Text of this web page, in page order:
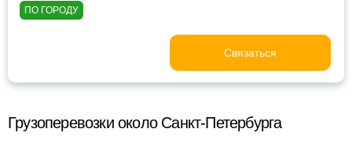
ПО ГОРОДУ
Связаться
Грузоперевозки около Санкт-Петербурга